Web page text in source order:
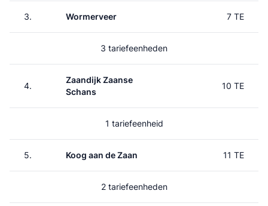
3. Wormerveer 7 TE
3 tariefeenheden
4.
Zaandijk Zaanse
Schans
10 TE
1 tariefeenheid
5. Koog aan de Zaan 11 TE
2 tariefeenheden